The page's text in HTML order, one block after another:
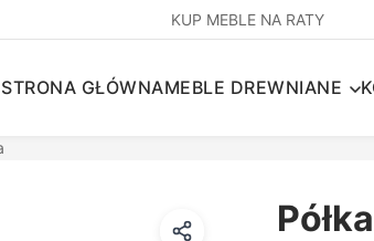
KUP MEBLE NA RATY
STRONA GŁÓWNAMEBLE DREWNIANE